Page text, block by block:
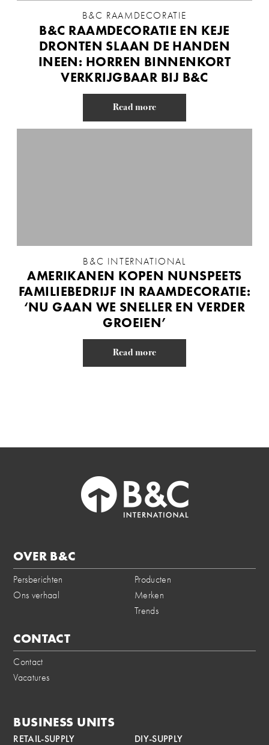
B&C RAAMDECORATIE
B&C RAAMDECORATIE EN KEJE
DRONTEN SLAAN DE HANDEN
INEEN: HORREN BINNENKORT
VERKRIJGBAAR BIJ B&C
Read more
B&C INTERNATIONAL
AMERIKANEN KOPEN NUNSPEETS
FAMILIEBEDRIJF IN RAAMDECORATIE:
‘NU GAAN WE SNELLER EN VERDER
GROEIEN’
Read more
OVER B&C
Persberichten
Ons verhaal
Producten
Merken
Trends
CONTACT
Contact
Vacatures
BUSINESS UNITS
RETAIL-SUPPLY DIY-SUPPLY